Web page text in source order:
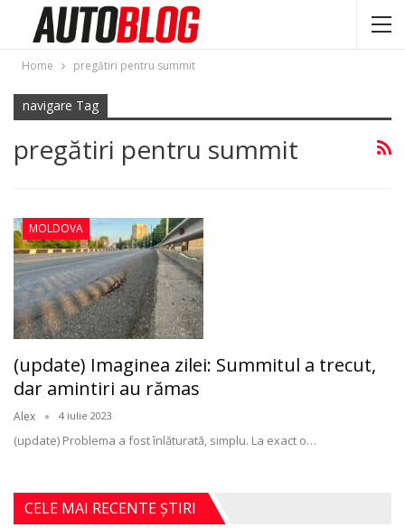
Home pregătiri pentru summit
navigare Tag
pregătiri pentru summit
MOLDOVA
(update) Imaginea zilei: Summitul a trecut,
dar amintiri au rămas
Alex 4 iulie 2023
(update) Problema a fost înlăturată, simplu. La exact o…
CELE MAI RECENTE ȘTIRI